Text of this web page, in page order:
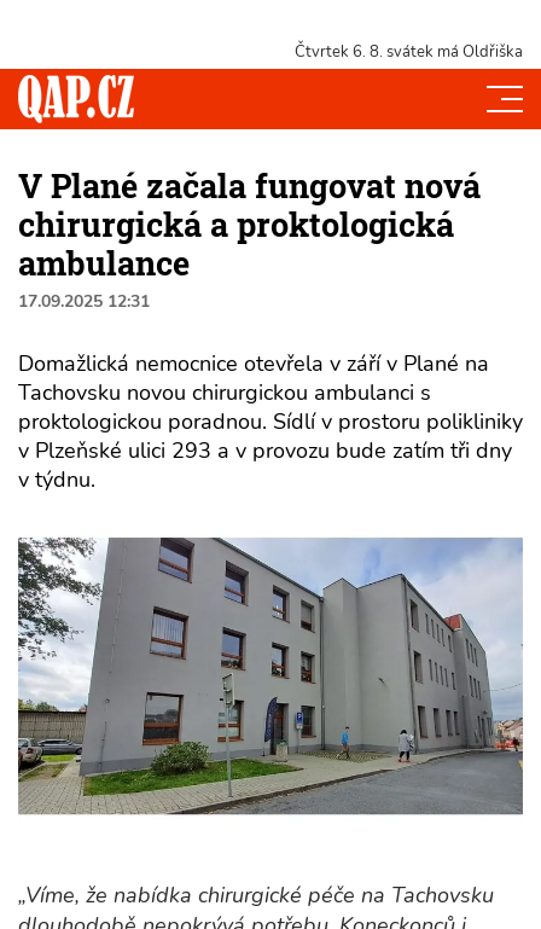
Čtvrtek 6. 8. svátek má Oldřiška
V Plané začala fungovat nová
chirurgická a proktologická
ambulance
17.09.2025 12:31
Domažlická nemocnice otevřela v září v Plané na
Tachovsku novou chirurgickou ambulanci s
proktologickou poradnou. Sídlí v prostoru polikliniky
v Plzeňské ulici 293 a v provozu bude zatím tři dny
v týdnu.
„Víme, že nabídka chirurgické péče na Tachovsku